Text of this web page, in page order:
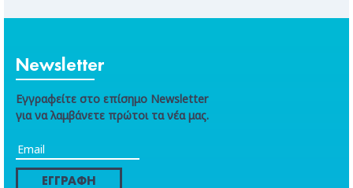
Newsletter
Εγγραφείτε στο επίσημο Newsletter
για να λαμβάνετε πρώτοι τα νέα μας.
ΕΓΓΡΑΦΗ